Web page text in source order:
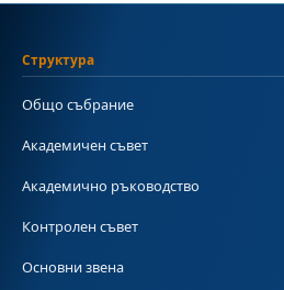
Структура
Общо събрание
Академичен съвет
Академично ръководство
Контролен съвет
Основни звена